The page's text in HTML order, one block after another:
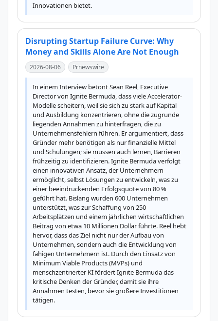
Innovationen bietet.
Disrupting Startup Failure Curve: Why
Money and Skills Alone Are Not Enough
2026-08-06 Prnewswire
In einem Interview betont Sean Reel, Executive
Director von Ignite Bermuda, dass viele Accelerator-
Modelle scheitern, weil sie sich zu stark auf Kapital
und Ausbildung konzentrieren, ohne die zugrunde
liegenden Annahmen zu hinterfragen, die zu
Unternehmensfehlern führen. Er argumentiert, dass
Gründer mehr benötigen als nur finanzielle Mittel
und Schulungen; sie müssen auch lernen, Barrieren
frühzeitig zu identifizieren. Ignite Bermuda verfolgt
einen innovativen Ansatz, der Unternehmern
ermöglicht, selbst Lösungen zu entwickeln, was zu
einer beeindruckenden Erfolgsquote von 80 %
geführt hat. Bislang wurden 600 Unternehmen
unterstützt, was zur Schaffung von 250
Arbeitsplätzen und einem jährlichen wirtschaftlichen
Beitrag von etwa 10 Millionen Dollar führte. Reel hebt
hervor, dass das Ziel nicht nur der Aufbau von
Unternehmen, sondern auch die Entwicklung von
fähigen Unternehmern ist. Durch den Einsatz von
Minimum Viable Products (MVPs) und
menschzentrierter KI fördert Ignite Bermuda das
kritische Denken der Gründer, damit sie ihre
Annahmen testen, bevor sie größere Investitionen
tätigen.